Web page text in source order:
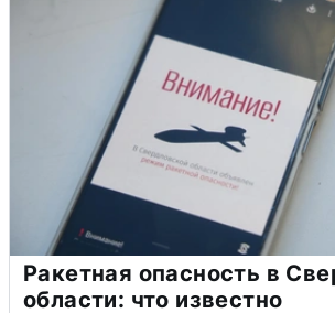
Ракетная опасность в
области: что известно